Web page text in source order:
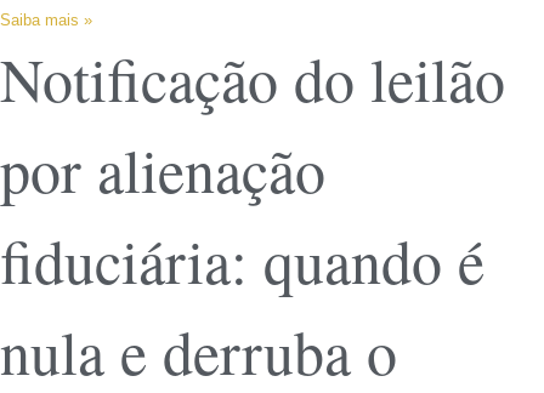
Saiba mais »
Notificação do leilão
por alienação
fiduciária: quando é
nula e derruba o